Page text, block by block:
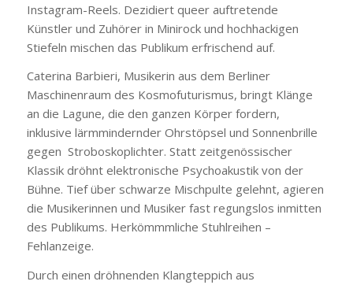
Instagram-Reels. Dezidiert queer auftretende
Künstler und Zuhörer in Minirock und hochhackigen
Stiefeln mischen das Publikum erfrischend auf.
Caterina Barbieri, Musikerin aus dem Berliner
Maschinenraum des Kosmofuturismus, bringt Klänge
an die Lagune, die den ganzen Körper fordern,
inklusive lärmmindernder Ohrstöpsel und Sonnenbrille
gegen Stroboskoplichter. Statt zeitgenössischer
Klassik dröhnt elektronische Psychoakustik von der
Bühne. Tief über schwarze Mischpulte gelehnt, agieren
die Musikerinnen und Musiker fast regungslos inmitten
des Publikums. Herkömmmliche Stuhlreihen –
Fehlanzeige.
Durch einen dröhnenden Klangteppich aus